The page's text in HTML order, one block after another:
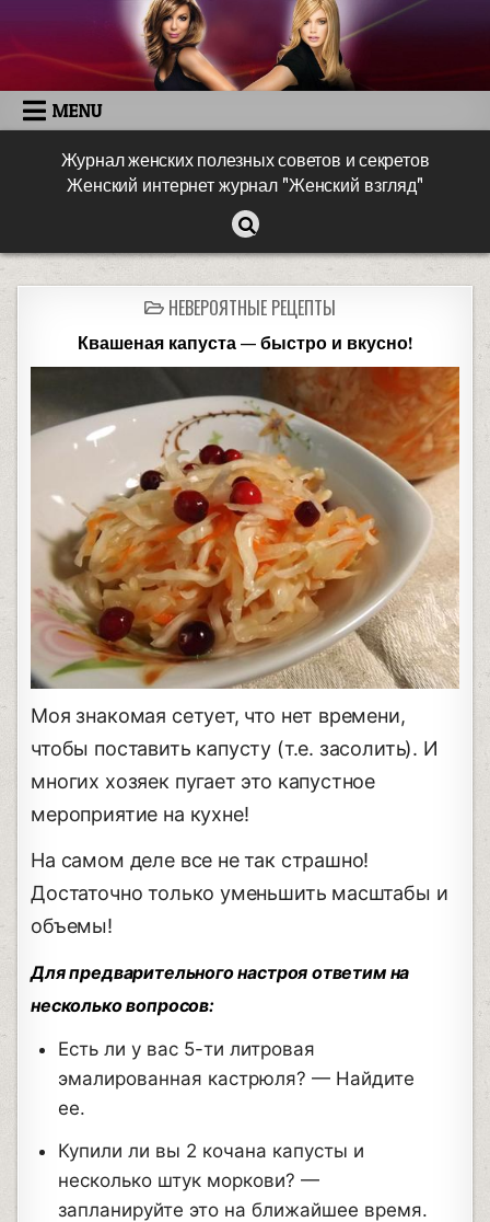
MENU
Журнал женских полезных советов и секретов
Женский интернет журнал "Женский взгляд"
НЕВЕРОЯТНЫЕ РЕЦЕПТЫ
Квашеная капуста — быстро и вкусно!
Моя знакомая сетует, что нет времени,
чтобы поставить капусту (т.е. засолить). И
многих хозяек пугает это капустное
мероприятие на кухне!
На самом деле все не так страшно!
Достаточно только уменьшить масштабы и
объемы!
Для предварительного настроя ответим на
несколько вопросов:
Есть ли у вас 5-ти литровая
эмалированная кастрюля? — Найдите
ее.
Купили ли вы 2 кочана капусты и
несколько штук моркови? —
запланируйте это на ближайшее время.